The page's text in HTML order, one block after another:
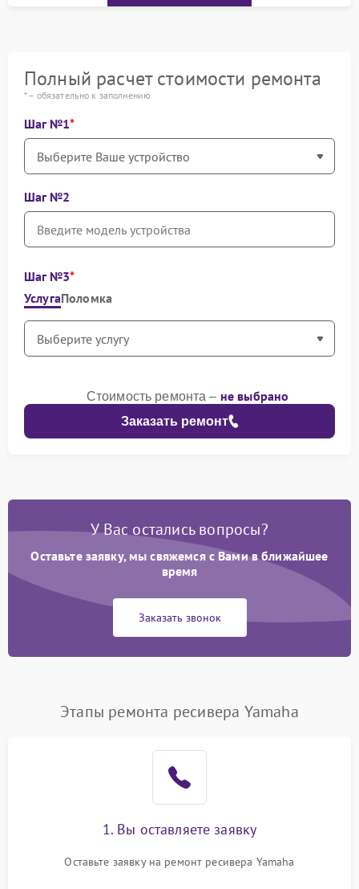
Полный расчет стоимости ремонта
* – обязательно к заполнению
Шаг №1
Шаг №2
Шаг №3
УслугаПоломка
Заказать ремонт
Стоимость ремонта – не выбрано
У Вас остались вопросы?
Оставьте заявку, мы свяжемся с Вами в ближайшее
время
Заказать звонок
Этапы ремонта ресивера Yamaha
1. Вы оставляете заявку
Оставьте заявку на ремонт ресивера Yamaha